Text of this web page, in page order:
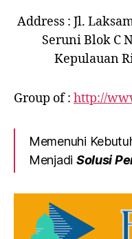
Address : Jl.
Seruni Blok C
Kepulauan
Group of : http://
Memenuhi
Menjadi Solusi